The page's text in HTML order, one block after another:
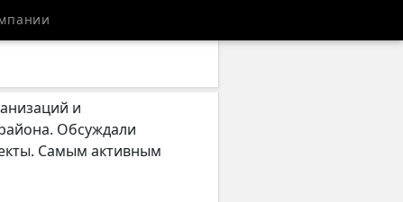
и
Обсуждали
Самым активным